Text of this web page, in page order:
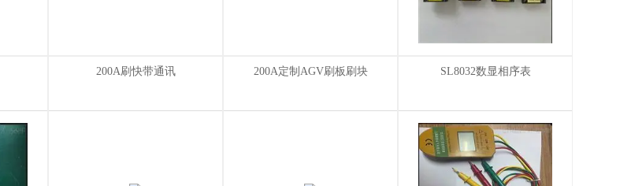
200A刷快带通讯 200A定制AGV刷板刷块 SL8032数显相序表